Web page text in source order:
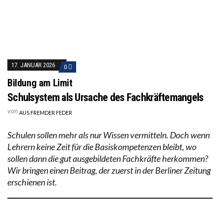
17. JANUAR 2026 0
Bildung am Limit
Schulsystem als Ursache des Fachkräftemangels
von AUS FREMDER FEDER
Schulen sollen mehr als nur Wissen vermitteln. Doch wenn
Lehrern keine Zeit für die Basiskompetenzen bleibt, wo
sollen dann die gut ausgebildeten Fachkräfte herkommen?
Wir bringen einen Beitrag, der zuerst in der Berliner Zeitung
erschienen ist.